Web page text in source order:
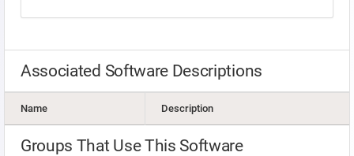
Associated Software Descriptions
Name Description
Groups That Use This Software